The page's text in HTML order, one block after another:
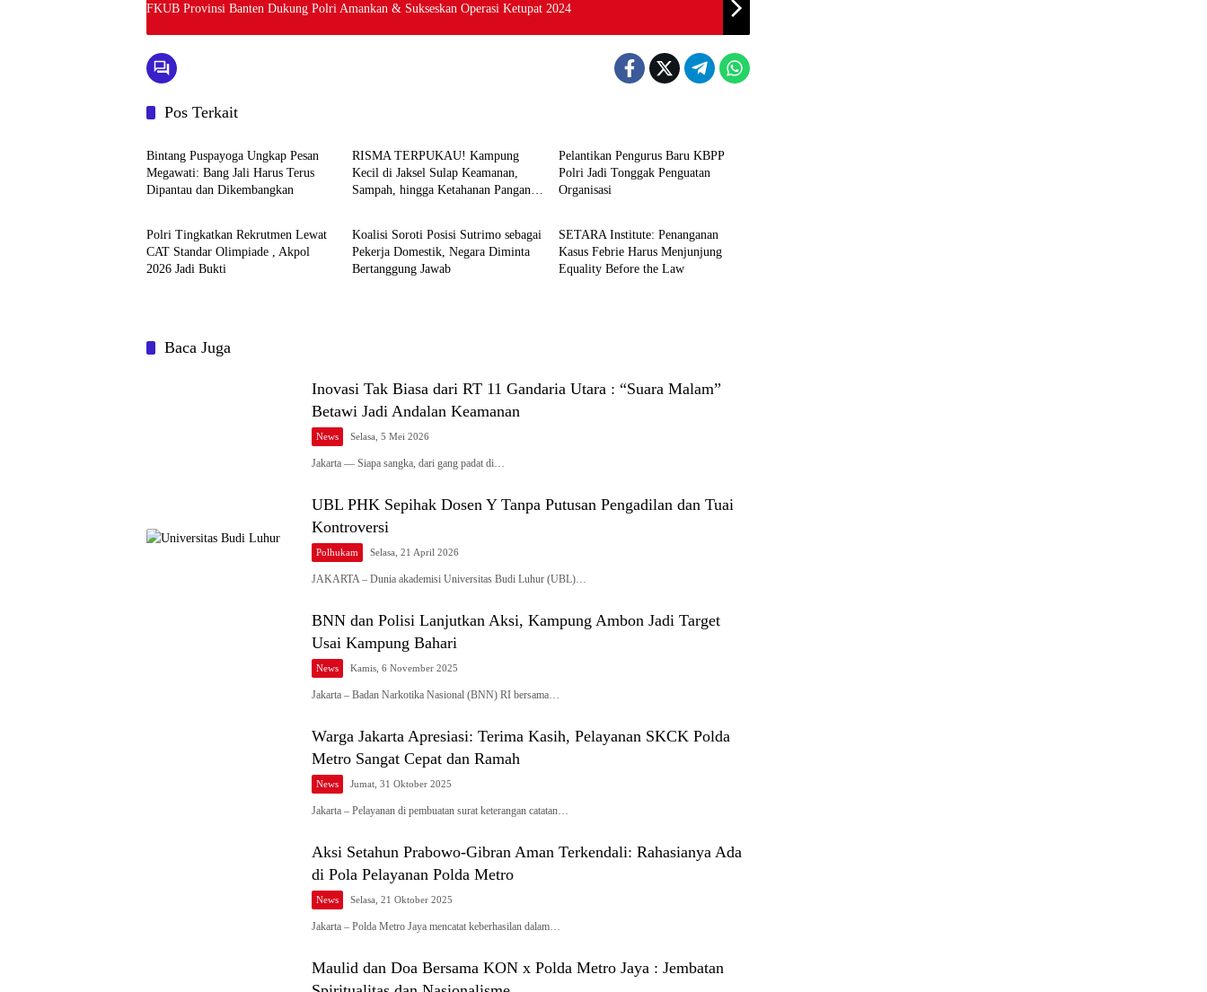
FKUB Provinsi Banten Dukung Polri Amankan & Sukseskan Operasi Ketupat 2024
Pos Terkait
News
Bintang Puspayoga Ungkap Pesan
Megawati: Bang Jali Harus Terus
Dipantau dan Dikembangkan
RISMA TERPUKAU! Kampung
Kecil di Jaksel Sulap Keamanan,
Sampah, hingga Ketahanan Pangan
Pelantikan Pengurus Baru KBPP
Polri Jadi Tonggak Penguatan
Organisasi
News
Polri Tingkatkan Rekrutmen Lewat
CAT Standar Olimpiade , Akpol
2026 Jadi Bukti
News
Koalisi Soroti Posisi Sutrimo sebagai
Pekerja Domestik, Negara Diminta
Bertanggung Jawab
News
SETARA Institute: Penanganan
Kasus Febrie Harus Menjunjung
Equality Before the Law
Baca Juga
Inovasi Tak Biasa dari RT 11 Gandaria Utara : “Suara Malam”
Betawi Jadi Andalan Keamanan
News Selasa, 5 Mei 2026
Jakarta — Siapa sangka, dari gang padat di…
UBL PHK Sepihak Dosen Y Tanpa Putusan Pengadilan dan Tuai
Kontroversi
Polhukam Selasa, 21 April 2026
JAKARTA – Dunia akademisi Universitas Budi Luhur (UBL)…
BNN dan Polisi Lanjutkan Aksi, Kampung Ambon Jadi Target
Usai Kampung Bahari
News Kamis, 6 November 2025
Jakarta – Badan Narkotika Nasional (BNN) RI bersama…
Warga Jakarta Apresiasi: Terima Kasih, Pelayanan SKCK Polda
Metro Sangat Cepat dan Ramah
News Jumat, 31 Oktober 2025
Jakarta – Pelayanan di pembuatan surat keterangan catatan…
Aksi Setahun Prabowo-Gibran Aman Terkendali: Rahasianya Ada
di Pola Pelayanan Polda Metro
News Selasa, 21 Oktober 2025
Jakarta – Polda Metro Jaya mencatat keberhasilan dalam…
Maulid dan Doa Bersama KON x Polda Metro Jaya : Jembatan